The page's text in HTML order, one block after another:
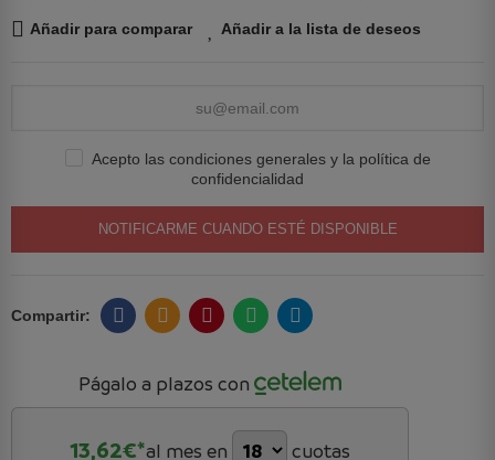
Añadir para comparar Añadir a la lista de deseos
Acepto las condiciones generales y la política de
confidencialidad
NOTIFICARME CUANDO ESTÉ DISPONIBLE
Págalo a plazos con
13,62€*al mes en cuotas